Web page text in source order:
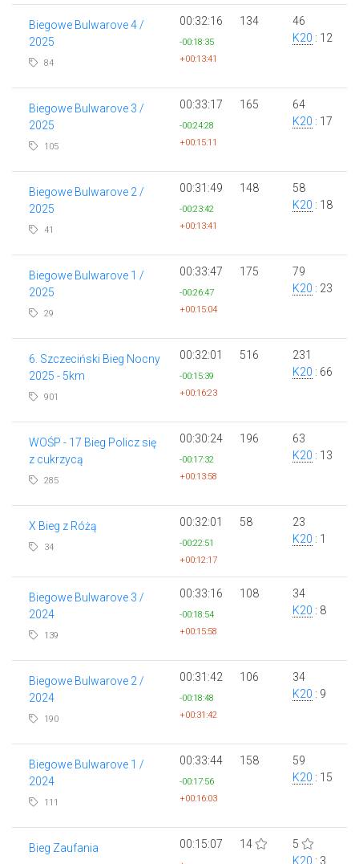
Biegowe Bulwarove 4 /
2025
84
00:32:16
-00:18:35
+00:13:41
134
46
K20 : 12
Biegowe Bulwarove 3 /
2025
105
00:33:17
-00:24:28
+00:15:11
165
64
K20 : 17
Biegowe Bulwarove 2 /
2025
41
00:31:49
-00:23:42
+00:13:41
148
58
K20 : 18
Biegowe Bulwarove 1 /
2025
29
00:33:47
-00:26:47
+00:15:04
175
79
K20 : 23
6. Szczeciński Bieg Nocny
2025 - 5km
901
00:32:01
-00:15:39
+00:16:23
516
231
K20 : 66
WOŚP - 17 Bieg Policz się
z cukrzycą
285
00:30:24
-00:17:32
+00:13:58
196
63
K20 : 13
X Bieg z Różą
34
00:32:01
-00:22:51
+00:12:17
58
23
K20 : 1
Biegowe Bulwarove 3 /
2024
139
00:33:16
-00:18:54
+00:15:58
108
34
K20 : 8
Biegowe Bulwarove 2 /
2024
190
00:31:42
-00:18:48
+00:31:42
106
34
K20 : 9
Biegowe Bulwarove 1 /
2024
111
00:33:44
-00:17:56
+00:16:03
158
59
K20 : 15
Bieg Zaufania 00:15:07 14
5
K20 : 3